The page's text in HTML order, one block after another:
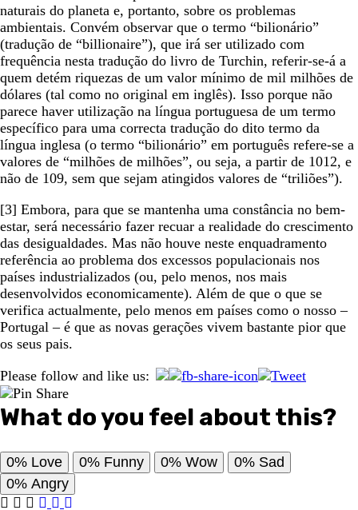
naturais do planeta e, portanto, sobre os problemas
ambientais. Convém observar que o termo “bilionário”
(tradução de “billionaire”), que irá ser utilizado com
frequência nesta tradução do livro de Turchin, referir-se-á a
quem detém riquezas de um valor mínimo de mil milhões de
dólares (tal como no original em inglês). Isso porque não
parece haver utilização na língua portuguesa de um termo
específico para uma correcta tradução do dito termo da
língua inglesa (o termo “bilionário” em português refere-se a
valores de “milhões de milhões”, ou seja, a partir de 1012, e
não de 109, sem que sejam atingidos valores de “triliões”).
[3] Embora, para que se mantenha uma constância no bem-
estar, será necessário fazer recuar a realidade do crescimento
das desigualdades. Mas não houve neste enquadramento
referência ao problema dos excessos populacionais nos
países industrializados (ou, pelo menos, nos mais
desenvolvidos economicamente). Além de que o que se
verifica actualmente, pelo menos em países como o nosso –
Portugal – é que as novas gerações vivem bastante pior que
os seus pais.
Please follow and like us:
What do you feel about this?
0% Love 0% Funny 0% Wow 0% Sad
0% Angry